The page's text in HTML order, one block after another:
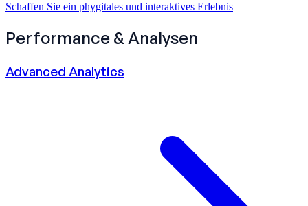
Schaffen Sie ein phygitales und interaktives Erlebnis
Performance & Analysen
Advanced Analytics